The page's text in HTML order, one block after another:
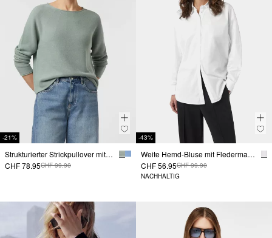
-21%
Strukturierter Strickpullover mit Rollsaum
CHF 78.95CHF 99.90
-43%
Weite Hemd-Bluse mit Fledermausärmeln
CHF 56.95CHF 99.90
NACHHALTIG